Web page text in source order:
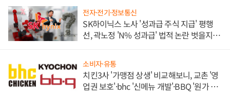
전자·전기·정보통신
SK하이닉스 노사 '성과급 주식 지급' 평행
선, 곽노정 'N% 성과급' 법적 논란 벗을지 주
소비자·유통
치킨3사 '가맹점 상생' 비교해보니, 교촌 '영
업권 보호'·bhc '신메뉴 개발'·BBQ '원가 부